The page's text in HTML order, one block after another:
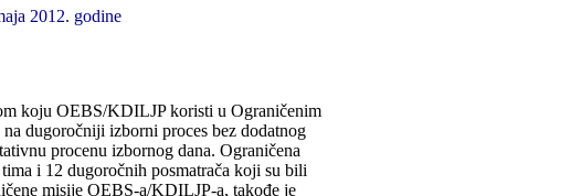
2012. godine
koju OEBS/KDILJP koristi u Ograničenim
dugoročniji izborni proces bez dodatnog
procenu izbornog dana. Ograničena
i 12 dugoročnih posmatrača koji su bili
misije OEBS-a/KDILJP-a, takođe je